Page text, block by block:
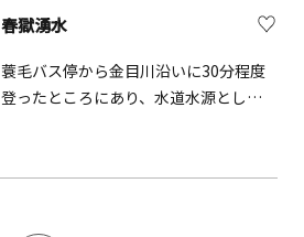
春獄湧水
蓑毛バス停から金目川沿いに30分程度
登ったところにあり、水道水源として